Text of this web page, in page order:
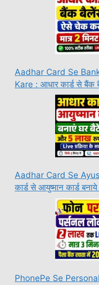
Aadhar Card Se
Kare : आधार कार्ड से
Aadhar Card Se
कार्ड से आयुष्मान कार्ड
PhonePe Se